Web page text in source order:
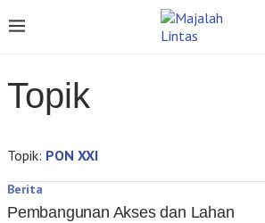
Topik
Topik: PON XXI
Berita
Pembangunan Akses dan Lahan